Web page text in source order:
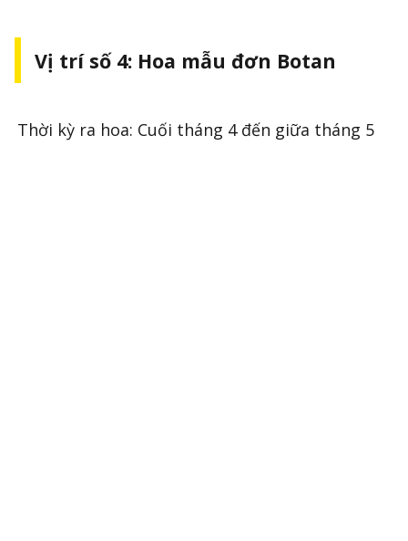
Vị trí số 4: Hoa mẫu đơn Botan
Thời kỳ ra hoa: Cuối tháng 4 đến giữa tháng 5